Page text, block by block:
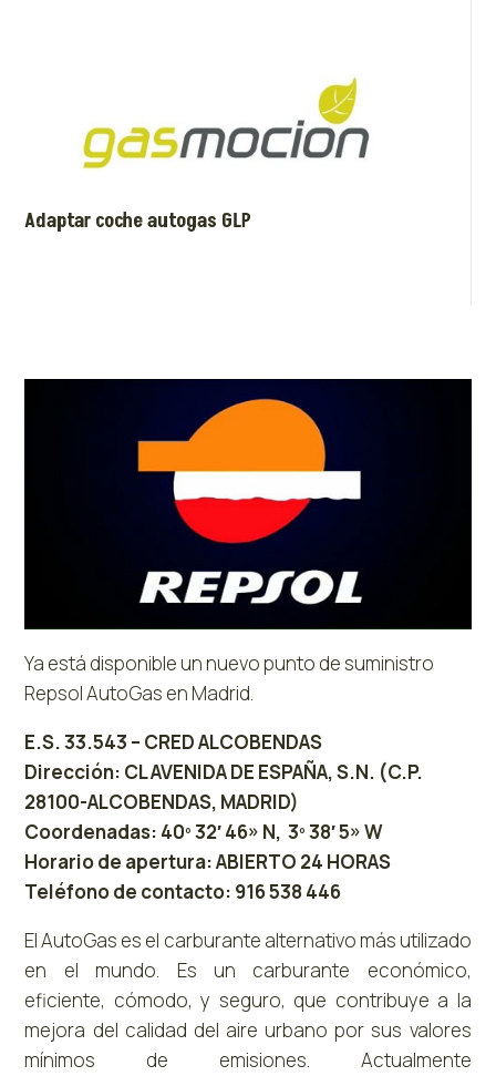
Adaptar coche autogas GLP
Ya está disponible un nuevo punto de suministro
Repsol AutoGas en Madrid.
E.S. 33.543 – CRED ALCOBENDAS
Dirección: CL AVENIDA DE ESPAÑA, S.N. (C.P.
28100-ALCOBENDAS, MADRID)
Coordenadas: 40º 32′ 46» N, 3º 38′ 5» W
Horario de apertura: ABIERTO 24 HORAS
Teléfono de contacto: 916 538 446
El AutoGas es el carburante alternativo más utilizado
en el mundo. Es un carburante económico,
eficiente, cómodo, y seguro, que contribuye a la
mejora del calidad del aire urbano por sus valores
mínimos de emisiones. Actualmente